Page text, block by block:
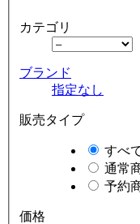
カテゴリ
ブランド
指定なし
販売タイプ
すべ
通常
予約
価格